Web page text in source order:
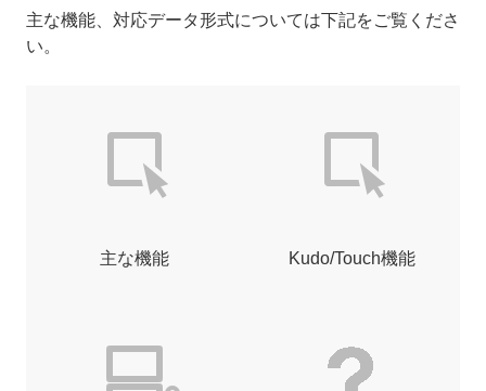
主な機能、対応データ形式については下記をご覧くださ
い。
主な機能 Kudo/Touch機能